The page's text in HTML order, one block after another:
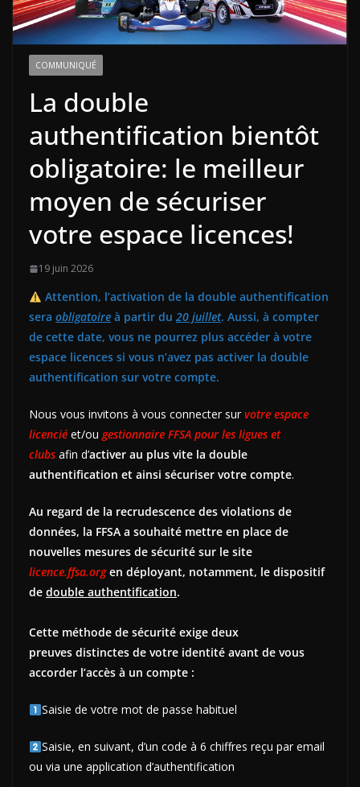
COMMUNIQUÉ
La double
authentification bientôt
obligatoire: le meilleur
moyen de sécuriser
votre espace licences!
19 juin 2026
Attention, l’activation de la double authentification
sera obligatoire à partir du 20 juillet. Aussi, à compter
de cette date, vous ne pourrez plus accéder à votre
espace licences si vous n’avez pas activer la double
authentification sur votre compte.
Nous vous invitons à vous connecter sur votre espace
licencié et/ou gestionnaire FFSA pour les ligues et
clubs afin d’activer au plus vite la double
authentification et ainsi sécuriser votre compte.
Au regard de la recrudescence des violations de
données, la FFSA a souhaité mettre en place de
nouvelles mesures de sécurité sur le site
licence.ffsa.orgen déployant, notamment, le dispositif
de double authentification.
Cette méthode de sécurité exige deux
preuves distinctes de votre identité avant de vous
accorder l’accès à un compte :
Saisie de votre mot de passe habituel
Saisie, en suivant, d’un code à 6 chiffres reçu par email
ou via une application d’authentification